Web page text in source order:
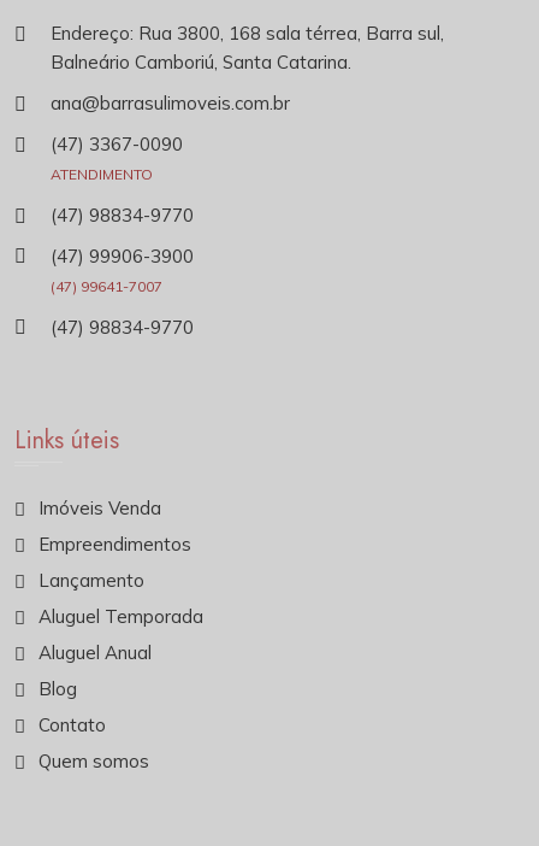
Endereço: Rua 3800, 168 sala térrea, Barra sul,
Balneário Camboriú, Santa Catarina.
ana@barrasulimoveis.com.br
(47) 3367-0090
ATENDIMENTO
(47) 98834-9770
(47) 99906-3900
(47) 99641-7007
(47) 98834-9770
Links úteis
Imóveis Venda
Empreendimentos
Lançamento
Aluguel Temporada
Aluguel Anual
Blog
Contato
Quem somos